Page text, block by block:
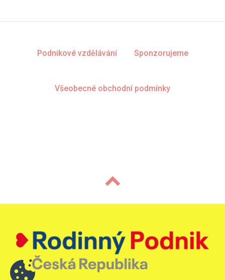
Podnikové vzdělávání Sponzorujeme
Všeobecné obchodní podmínky